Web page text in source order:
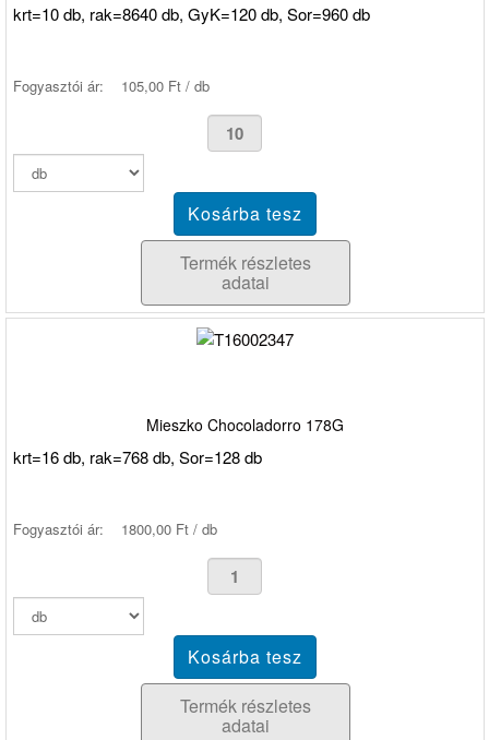
krt=10 db, rak=8640 db, GyK=120 db, Sor=960 db
Fogyasztói ár: 105,00 Ft / db
Termék részletes
adatai
Mieszko Chocoladorro 178G
krt=16 db, rak=768 db, Sor=128 db
Fogyasztói ár: 1800,00 Ft / db
Termék részletes
adatai